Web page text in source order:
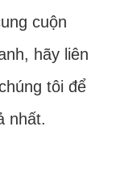
cuộn
hãy liên
tôi để
nhất.